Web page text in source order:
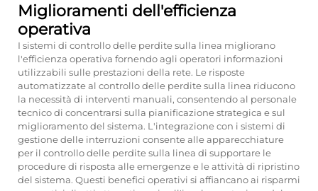
Miglioramenti dell'efficienza
operativa
I sistemi di controllo delle perdite sulla linea migliorano
l'efficienza operativa fornendo agli operatori informazioni
utilizzabili sulle prestazioni della rete. Le risposte
automatizzate al controllo delle perdite sulla linea riducono
la necessità di interventi manuali, consentendo al personale
tecnico di concentrarsi sulla pianificazione strategica e sul
miglioramento del sistema. L'integrazione con i sistemi di
gestione delle interruzioni consente alle apparecchiature
per il controllo delle perdite sulla linea di supportare le
procedure di risposta alle emergenze e le attività di ripristino
del sistema. Questi benefici operativi si affiancano ai risparmi